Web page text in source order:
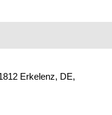
Erkelenz, DE,